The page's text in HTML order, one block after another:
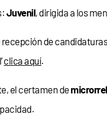
Juvenil, dirigida a los
recepción de
clica aquí.
el certamen de